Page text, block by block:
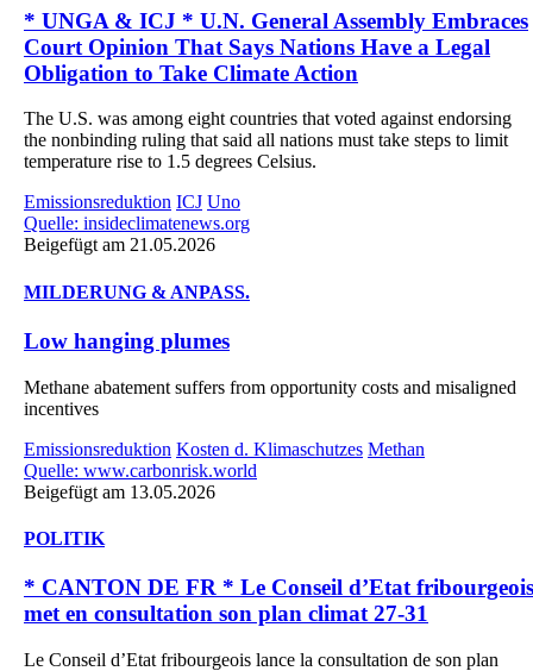
* UNGA & ICJ * U.N. General Assembly Embraces
Court Opinion That Says Nations Have a Legal
Obligation to Take Climate Action
The U.S. was among eight countries that voted against endorsing
the nonbinding ruling that said all nations must take steps to limit
temperature rise to 1.5 degrees Celsius.
Emissionsreduktion ICJ Uno
Quelle: insideclimatenews.org
Beigefügt am 21.05.2026
MILDERUNG & ANPASS.
Low hanging plumes
Methane abatement suffers from opportunity costs and misaligned
incentives
Emissionsreduktion Kosten d. Klimaschutzes Methan
Quelle: www.carbonrisk.world
Beigefügt am 13.05.2026
POLITIK
* CANTON DE FR * Le Conseil d’Etat fribourgeois
met en consultation son plan climat 27-31
Le Conseil d’Etat fribourgeois lance la consultation de son plan